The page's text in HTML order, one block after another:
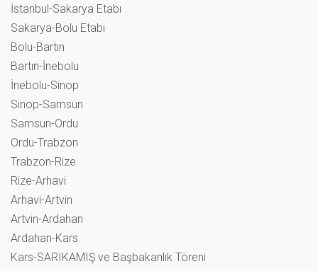
İstanbul-Sakarya Etabı
Sakarya-Bolu Etabı
Bolu-Bartın
Bartın-İnebolu
İnebolu-Sinop
Sinop-Samsun
Samsun-Ordu
Ordu-Trabzon
Trabzon-Rize
Rize-Arhavi
Arhavi-Artvin
Artvin-Ardahan
Ardahan-Kars
Kars-SARIKAMIŞ ve Başbakanlık Töreni